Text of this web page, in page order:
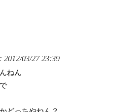
2012/03/27 23:39
ねん